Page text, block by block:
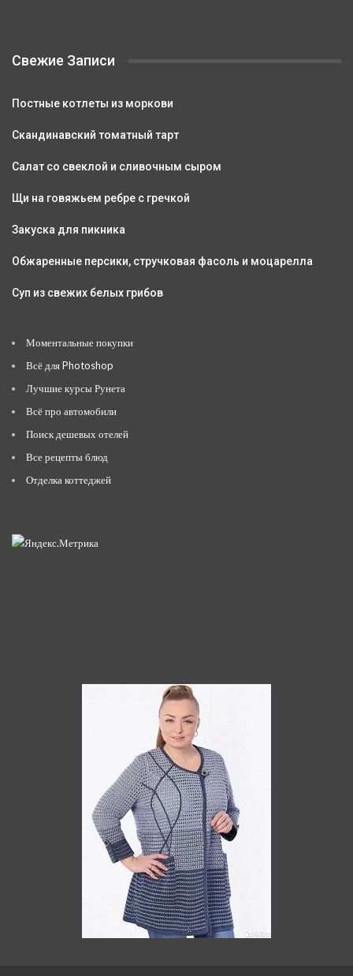
Свежие Записи
Постные котлеты из моркови
Скандинавский томатный тарт
Салат со свеклой и сливочным сыром
Щи на говяжьем ребре с гречкой
Закуска для пикника
Обжаренные персики, стручковая фасоль и моцарелла
Суп из свежих белых грибов
Моментальные покупки
Всё для Photoshop
Лучшие курсы Рунета
Всё про автомобили
Поиск дешевых отелей
Все рецепты блюд
Отделка коттеджей